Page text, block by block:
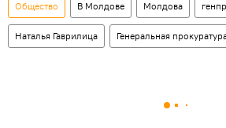
Общество В Молдове Молдова
Наталья Гаврилица Генеральная